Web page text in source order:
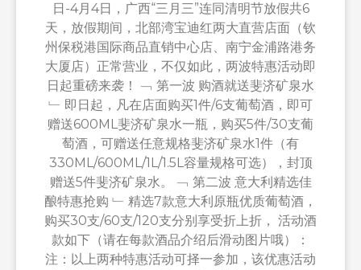
日-4月4日，广西“三月三”连同清明节放假共6
天，放假期间，北部湾宝迪红两大直营店面（钦
州保税港国际商品直销中心店、南宁金浦路港务
大厦店）正常营业，不仅如此，两波特惠活动即
日起重磅来袭！ ﹁ 第一波 购酒就送斐济矿泉水
﹂ 即日起，凡在店面购买1件/6支葡萄酒，即可
赠送600ML斐济矿泉水一瓶，购买5件/30支葡
萄酒，可赠送任意规格斐济矿泉水1件（有
330ML/600ML/1L/1.5L容量规格可选），封顶
赠送5件斐济矿泉水。 ﹁ 第二波 意大利精选佳
酿特惠抢购 ﹂ 精选7款意大利原瓶优质葡萄酒，
购买30支/60支/120支分别享受折上折， 活动酒
款如下（请在每款酒品介绍后滑动图片哦）：
注：以上两种特惠活动可择一参加，该优惠活动